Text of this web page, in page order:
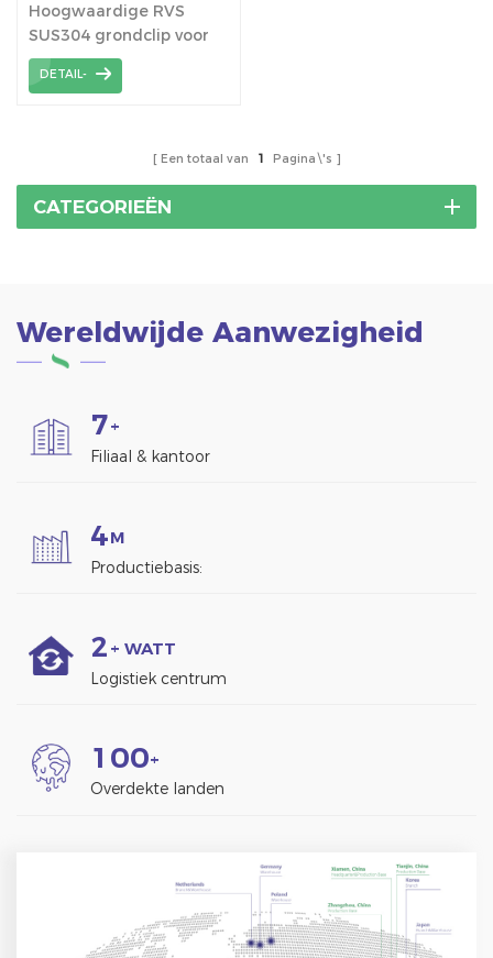
Hoogwaardige RVS
SUS304 grondclip voor
montagesysteem voor
zonnepanelen.
DETAIL-
Een totaal van 1 Pagina\'s
CATEGORIEËN
Wereldwijde Aanwezigheid
7+
Filiaal & kantoor
4M
Productiebasis:
2 + WATT
Logistiek centrum
1 00+
Overdekte landen